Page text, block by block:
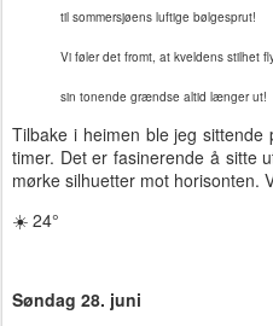
til sommersjøens luftige bølgesprut!
Vi føler det fromt, at kveldens stilhet
sin tonende grændse altid længer ut!
Tilbake i heimen ble jeg
timer. Det er fasinerende å sitte
mørke silhuetter mot horisonten.
☀️ 24°
Søndag 28. juni